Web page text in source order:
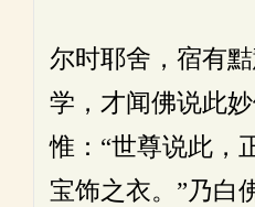
尔时耶舍，宿有
学，才闻佛说此
惟：“世尊说此，
宝饰之衣。”乃白